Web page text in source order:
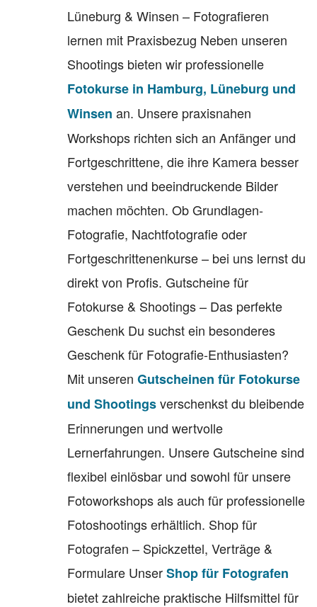
Lüneburg & Winsen – Fotografieren
lernen mit Praxisbezug Neben unseren
Shootings bieten wir professionelle
Fotokurse in Hamburg, Lüneburg und
Winsen an. Unsere praxisnahen
Workshops richten sich an Anfänger und
Fortgeschrittene, die ihre Kamera besser
verstehen und beeindruckende Bilder
machen möchten. Ob Grundlagen-
Fotografie, Nachtfotografie oder
Fortgeschrittenenkurse – bei uns lernst du
direkt von Profis. Gutscheine für
Fotokurse & Shootings – Das perfekte
Geschenk Du suchst ein besonderes
Geschenk für Fotografie-Enthusiasten?
Mit unseren Gutscheinen für Fotokurse
und Shootingsverschenkst du bleibende
Erinnerungen und wertvolle
Lernerfahrungen. Unsere Gutscheine sind
flexibel einlösbar und sowohl für unsere
Fotoworkshops als auch für professionelle
Fotoshootings erhältlich. Shop für
Fotografen – Spickzettel, Verträge &
Formulare UnserShop für Fotografen
bietet zahlreiche praktische Hilfsmittel für